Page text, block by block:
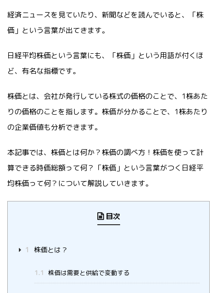
経済ニュースを見ていたり、新聞などを読んでいると、「株
価」という言葉が出てきます。
日経平均株価という言葉にも、「株価」という用語が付くほ
ど、有名な指標です。
株価とは、会社が発行している株式の価格のことで、1株あた
りの価格のことを指します。株価が分かることで、1株あたり
の企業価値も分析できます。
本記事では、株価とは何か？株価の調べ方！株価を使って計
算できる時価総額って何？「株価」という言葉がつく日経平
均株価って何？について解説していきます。
目次
1 株価とは？
1.1 株価は需要と供給で変動する